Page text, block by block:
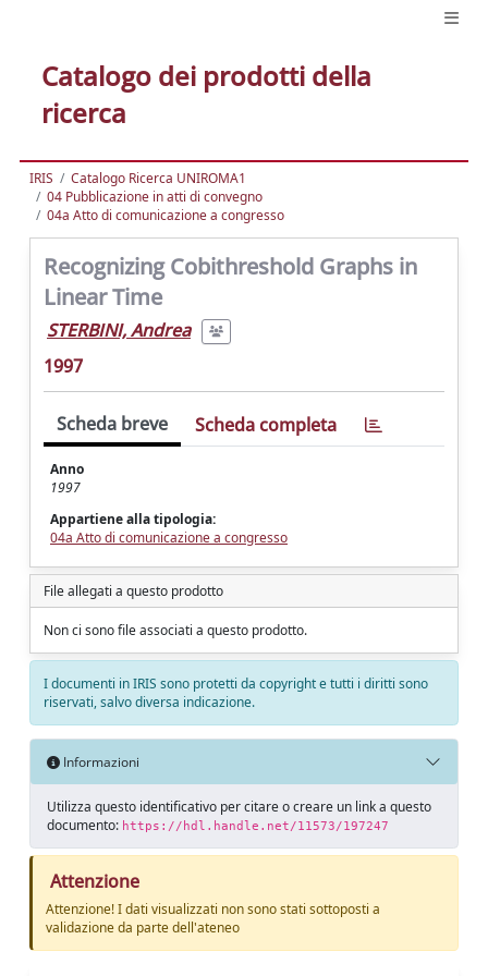
Catalogo dei prodotti della
ricerca
IRIS
Catalogo Ricerca UNIROMA1
04 Pubblicazione in atti di convegno
04a Atto di comunicazione a congresso
Recognizing Cobithreshold Graphs in
Linear Time
STERBINI, Andrea
1997
Scheda breve Scheda completa
Anno
1997
Appartiene alla tipologia:
04a Atto di comunicazione a congresso
File allegati a questo prodotto
Non ci sono file associati a questo prodotto.
I documenti in IRIS sono protetti da copyright e tutti i diritti sono
riservati, salvo diversa indicazione.
Informazioni
Utilizza questo identificativo per citare o creare un link a questo
documento: https://hdl.handle.net/11573/197247
Attenzione
Attenzione! I dati visualizzati non sono stati sottoposti a
validazione da parte dell'ateneo